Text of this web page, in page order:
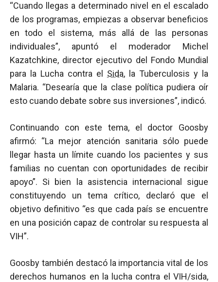
“Cuando llegas a determinado nivel en el escalado
de los programas, empiezas a observar beneficios
en todo el sistema, más allá de las personas
individuales”, apuntó el moderador Michel
Kazatchkine, director ejecutivo del Fondo Mundial
para la Lucha contra el Sida, la Tuberculosis y la
Malaria. “Desearía que la clase política pudiera oír
esto cuando debate sobre sus inversiones”, indicó.
Continuando con este tema, el doctor Goosby
afirmó: “La mejor atención sanitaria sólo puede
llegar hasta un límite cuando los pacientes y sus
familias no cuentan con oportunidades de recibir
apoyo”. Si bien la asistencia internacional sigue
constituyendo un tema crítico, declaró que el
objetivo definitivo “es que cada país se encuentre
en una posición capaz de controlar su respuesta al
VIH”.
Goosby también destacó la importancia vital de los
derechos humanos en la lucha contra el VIH/sida,